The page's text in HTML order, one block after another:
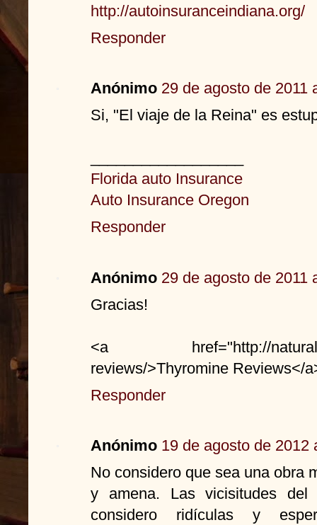
http://autoinsuranceindiana.org/
Responder
Anónimo 29 de agosto de 2011
Si, "El viaje de la Reina" es
Florida auto Insurance
Auto Insurance Oregon
Responder
Anónimo 29 de agosto de 2011
Gracias!
<a href="http://
reviews/>Thyromine Reviews</
Responder
Anónimo 19 de agosto de 2012
No considero que sea una obra
y amena. Las vicisitudes
considero ridículas y